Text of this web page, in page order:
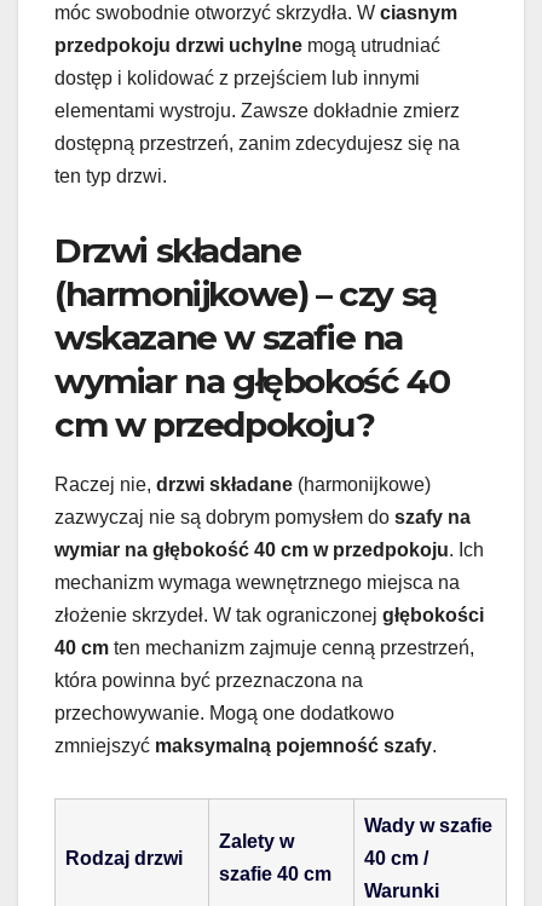
móc swobodnie otworzyć skrzydła. W ciasnym
przedpokoju drzwi uchylne mogą utrudniać
dostęp i kolidować z przejściem lub innymi
elementami wystroju. Zawsze dokładnie zmierz
dostępną przestrzeń, zanim zdecydujesz się na
ten typ drzwi.
Drzwi składane
(harmonijkowe) – czy są
wskazane w szafie na
wymiar na głębokość 40
cm w przedpokoju?
Raczej nie, drzwi składane (harmonijkowe)
zazwyczaj nie są dobrym pomysłem do szafy na
wymiar na głębokość 40 cm w przedpokoju. Ich
mechanizm wymaga wewnętrznego miejsca na
złożenie skrzydeł. W tak ograniczonej głębokości
40 cm ten mechanizm zajmuje cenną przestrzeń,
która powinna być przeznaczona na
przechowywanie. Mogą one dodatkowo
zmniejszyć maksymalną pojemność szafy.
Rodzaj drzwi
Zalety w
szafie 40 cm
Wady w szafie
40 cm /
Warunki